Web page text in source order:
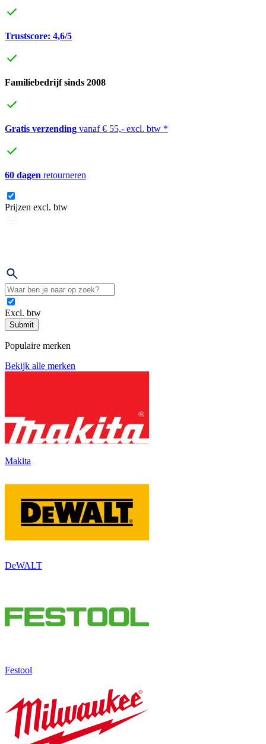
Trustscore: 4,6/5
Familiebedrijf sinds 2008
Gratis verzending vanaf € 55,- excl. btw *
60 dagen retourneren
Prijzen excl. btw
Excl. btw
Submit
Populaire merken
Bekijk alle merken
Makita
DeWALT
Festool